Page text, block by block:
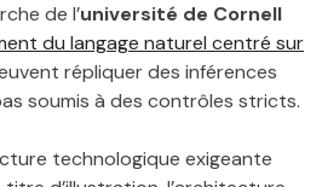
de l’université de Cornell
du langage naturel centré sur
répliquer des inférences
soumis à des contrôles stricts.
technologique exigeante